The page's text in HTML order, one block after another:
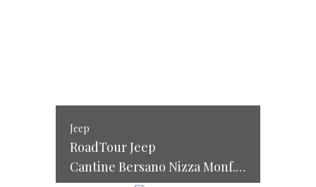
Jeep
RoadTour Jeep
Cantine Bersano Nizza Monf.to (AT) -15/16 giugno 2014